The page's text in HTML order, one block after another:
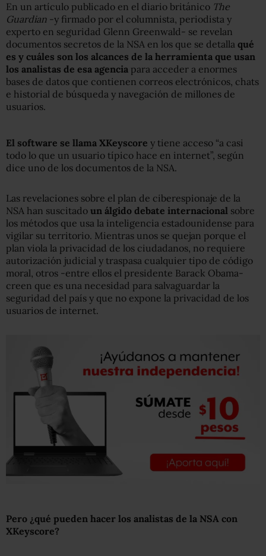
En un artículo publicado en el diario británico The
Guardian -y firmado por el columnista, periodista y
experto en seguridad Glenn Greenwald- se revelan
documentos secretos de la NSA en los que se detalla qué
es y cuáles son los alcances de la herramienta que usan
los analistas de esa agencia para acceder a enormes
bases de datos que contienen correos electrónicos, chats
e historial de búsqueda y navegación de millones de
usuarios.
El software se llama XKeyscore y tiene acceso “a casi
todo lo que un usuario típico hace en internet”, según
dice uno de los documentos de la NSA.
Las revelaciones sobre el plan de ciberespionaje de la
NSA han suscitado un álgido debate internacional sobre
los métodos que usa la inteligencia estadounidense para
vigilar su territorio. Mientras unos se quejan porque el
plan viola la privacidad de los ciudadanos, no requiere
autorización judicial y traspasa cualquier tipo de código
moral, otros -entre ellos el presidente Barack Obama-
creen que es una necesidad para salvaguardar la
seguridad del país y que no expone la privacidad de los
usuarios de internet.
Pero ¿qué pueden hacer los analistas de la NSA con
XKeyscore?